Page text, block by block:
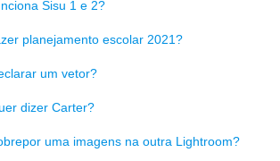
Sisu 1 e 2?
planejamento escolar 2021?
um vetor?
dizer Carter?
uma imagens na outra Lightroom?